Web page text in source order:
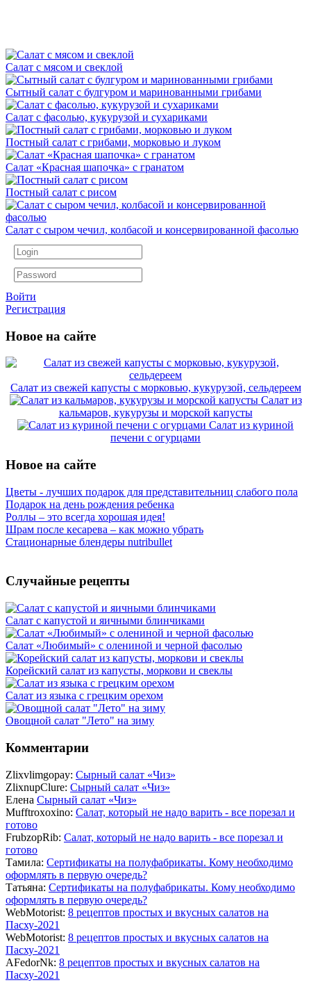
Салат с мясом и свеклой
Сытный салат с булгуром и маринованными грибами
Салат с фасолью, кукурузой и сухариками
Постный салат с грибами, морковью и луком
Салат «Красная шапочка» с гранатом
Постный салат с рисом
Салат с сыром чечил, колбасой и консервированной фасолью
Войти
Регистрация
Новое на сайте
Салат из свежей капусты с морковью, кукурузой, сельдереем
Салат из
кальмаров, кукурузы и морской капусты
Салат из куриной
печени с огурцами
Новое на сайте
Цветы - лучших подарок для представительниц слабого пола
Подарок на день рождения ребенка
Роллы – это всегда хорошая идея!
Шрам после кесарева – как можно убрать
Стационарные блендеры nutribullet
Случайные рецепты
Салат с капустой и яичными блинчиками
Салат «Любимый» с олениной и черной фасолью
Корейский салат из капусты, моркови и свеклы
Салат из языка с грецким орехом
Овощной салат "Лето" на зиму
Комментарии
Zlixvlimgopay: Сырный салат «Чиз»
ZlixnupClure: Сырный салат «Чиз»
Елена Сырный салат «Чиз»
Mufftroxoxino: Салат, который не надо варить - все порезал и
готово
FrubzopRib: Салат, который не надо варить - все порезал и
готово
Тамила: Сертификаты на полуфабрикаты. Кому необходимо
оформлять в первую очередь?
Татьяна: Сертификаты на полуфабрикаты. Кому необходимо
оформлять в первую очередь?
WebMotorist: 8 рецептов простых и вкусных салатов на
Пасху-2021
WebMotorist: 8 рецептов простых и вкусных салатов на
Пасху-2021
AFedorNk: 8 рецептов простых и вкусных салатов на
Пасху-2021